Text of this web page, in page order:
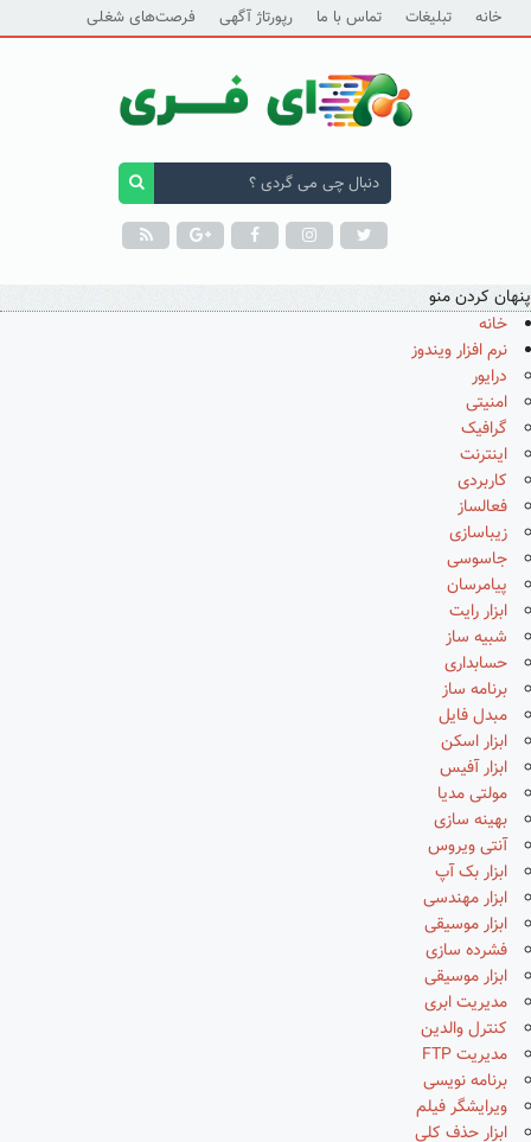
خانه تبلیغات تماس با ما رپورتاژ آگهی فرصت‌های شغلی
پنهان کردن منو
خانه
نرم افزار ویندوز
درایور
امنیتی
گرافیک
اینترنت
کاربردی
فعالساز
زیباسازی
جاسوسی
پیامرسان
ابزار رایت
شبیه ساز
حسابداری
برنامه ساز
مبدل فایل
ابزار اسکن
ابزار آفیس
مولتی مدیا
بهینه سازی
آنتی ویروس
ابزار بک آپ
ابزار مهندسی
ابزار موسیقی
فشرده سازی
ابزار موسیقی
مدیریت ابری
کنترل والدین
مدیریت FTP
برنامه نویسی
ویرایشگر فیلم
ابزار حذف کلی